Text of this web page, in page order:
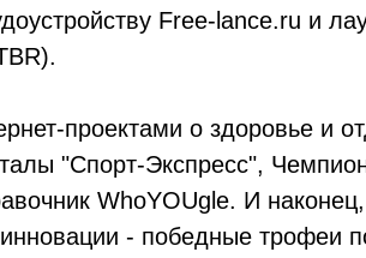
Free-lance.ru и
проектами о здоровье и
"Спорт-Экспресс",
WhoYOUgle. И
- победные трофеи